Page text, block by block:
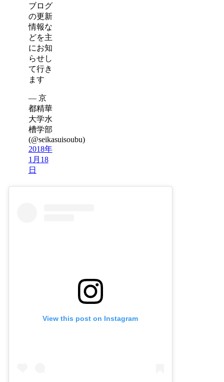
ブログ
の更新
情報な
どを主
にお知
らせし
て行き
ます
— 京
都精華
大学水
槽学部
(@seikasuisoubu)
2018年
1月18
日
View this post on Instagram